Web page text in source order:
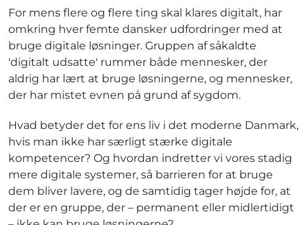
For mens flere og flere ting skal klares digitalt, har
omkring hver femte dansker udfordringer med at
bruge digitale løsninger. Gruppen af såkaldte
'digitalt udsatte' rummer både mennesker, der
aldrig har lært at bruge løsningerne, og mennesker,
der har mistet evnen på grund af sygdom.
Hvad betyder det for ens liv i det moderne Danmark,
hvis man ikke har særligt stærke digitale
kompetencer? Og hvordan indretter vi vores stadig
mere digitale systemer, så barrieren for at bruge
dem bliver lavere, og de samtidig tager højde for, at
der er en gruppe, der – permanent eller midlertidigt